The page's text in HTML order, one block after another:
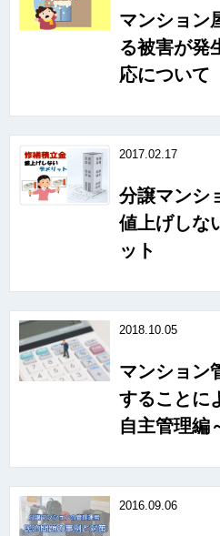
マンション
る被害が発
応について
2017.02.17
分譲マンシ
値上げしな
ット
2018.10.05
マンション
すること
自主管理編
2016.09.06